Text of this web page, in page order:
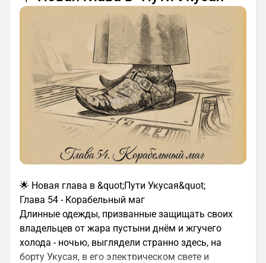
🌟 Новая глава в &quot;Пути Укусая&quot;
Глава 54 - Корабельный маг
Длинные одежды, призванные защищать своих
владельцев от жара пустыни днём и жгучего
холода - ночью, выглядели странно здесь, на
борту Укусая, в его электрическом свете и